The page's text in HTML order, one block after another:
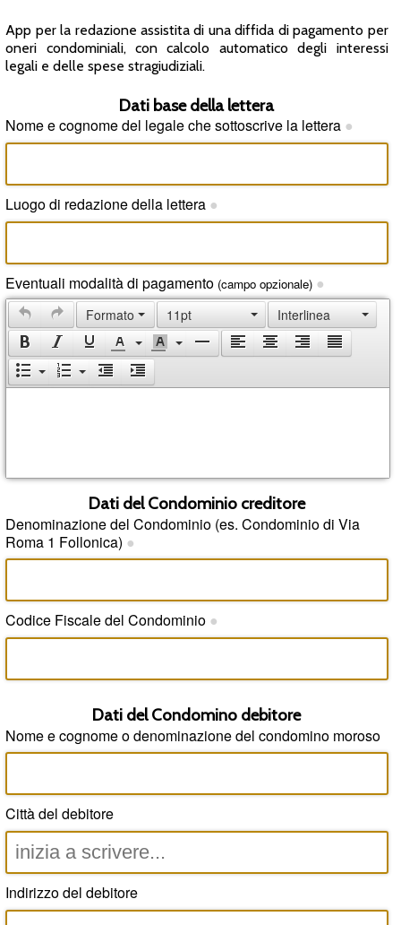
App per la redazione assistita di una diffida di pagamento per
oneri condominiali, con calcolo automatico degli interessi
legali e delle spese stragiudiziali.
Dati base della lettera
Nome e cognome del legale che sottoscrive la lettera ●
Luogo di redazione della lettera ●
Eventuali modalità di pagamento (campo opzionale) ●
Formato 11pt Interlinea
Dati del Condominio creditore
Denominazione del Condominio (es. Condominio di Via
Roma 1 Follonica) ●
Codice Fiscale del Condominio ●
Dati del Condomino debitore
Nome e cognome o denominazione del condomino moroso
Città del debitore
Indirizzo del debitore